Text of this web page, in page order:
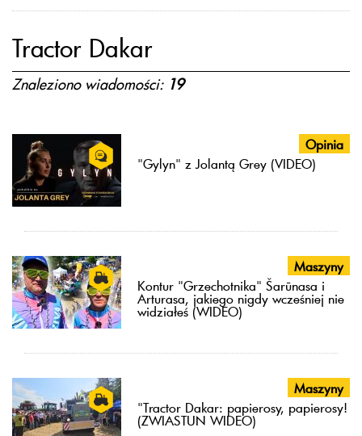
Tractor Dakar
Znaleziono wiadomości: 19
Opinia
"Gylyn" z Jolantą Grey (VIDEO)
Maszyny
Kontur "Grzechotnika" Šarūnasa i
Arturasa, jakiego nigdy wcześniej nie
widziałeś (WIDEO)
Maszyny
"Tractor Dakar: papierosy, papierosy!
(ZWIASTUN WIDEO)